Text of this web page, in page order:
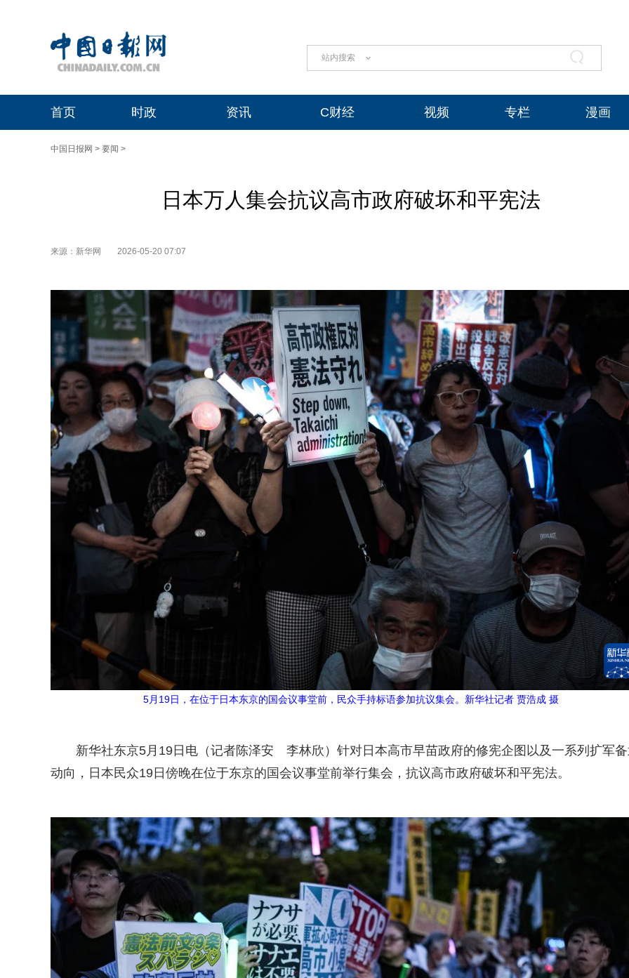
站内搜索
首页 时政 资讯 C财经 视频 专栏 漫画
中国日报网 > 要闻 >
日本万人集会抗议高市政府破坏和平宪法
来源：新华网 2026-05-20 07:07
5月19日，在位于日本东京的国会议事堂前，民众手持标语参加抗议集会。新华社记者 贾浩成 摄
新华社东京5月19日电（记者陈泽安 李林欣）针对日本高市早苗政府的修宪企图以及一系列扩军
动向，日本民众19日傍晚在位于东京的国会议事堂前举行集会，抗议高市政府破坏和平宪法。